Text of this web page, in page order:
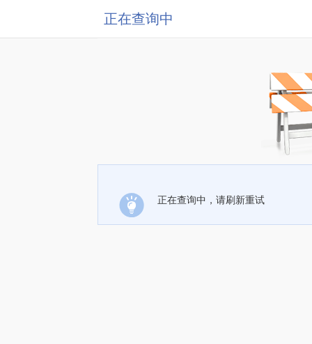
正在查询中
正在查询中，请刷新重试